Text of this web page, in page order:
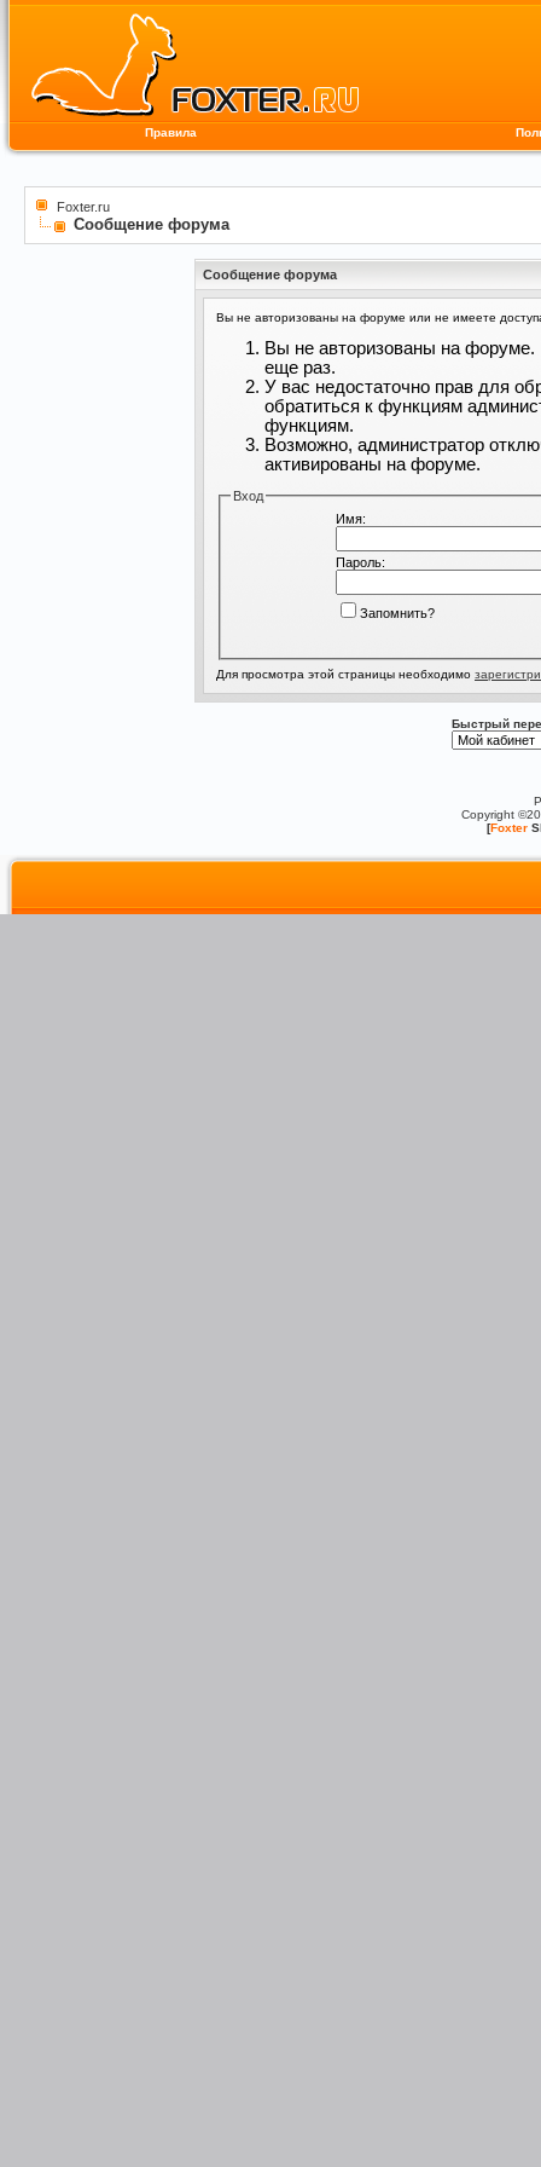
Правила
Foxter.ru
Сообщение форума
Сообщение форума
Вы не авторизованы на форуме или не имеете
Вы не авторизованы на форуме.
еще раз.
У вас недостаточно прав для
обратиться к функциям
функциям.
Возможно, администратор
активированы на форуме.
Вход
Имя:
Пароль:
Запомнить?
Для просмотра этой страницы необходимо
Быстрый
Copyright
[Foxter